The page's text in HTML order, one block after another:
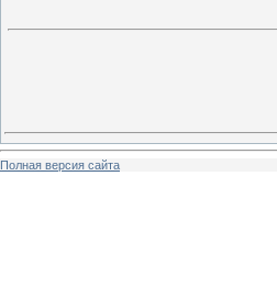
Полная версия сайта